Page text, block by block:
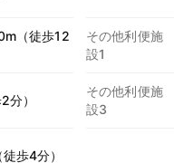
（徒歩12
その他利便施
設1
分）
その他利便施
設3
歩4分）